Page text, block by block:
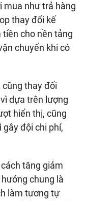
mua như trả hàng
thay đổi kế
tiền cho nền tảng
chuyển khi có
cũng thay đổi
dựa trên lượng
hiển thị, cũng
gây đội chi phí,
tăng giảm
chung là
làm tương tự